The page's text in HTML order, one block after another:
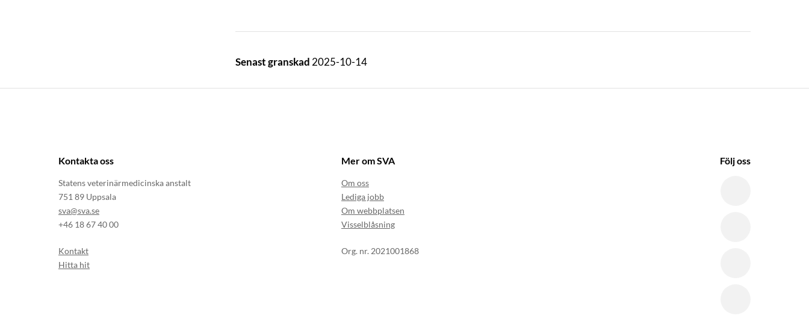
Senast granskad 2025-10-14
Kontakta oss
Statens veterinärmedicinska anstalt
751 89 Uppsala
sva@sva.se
+46 18 67 40 00
Kontakt
Hitta hit
Mer om SVA
Om oss
Lediga jobb
Om webbplatsen
Visselblåsning
Org. nr. 2021001868
Följ oss